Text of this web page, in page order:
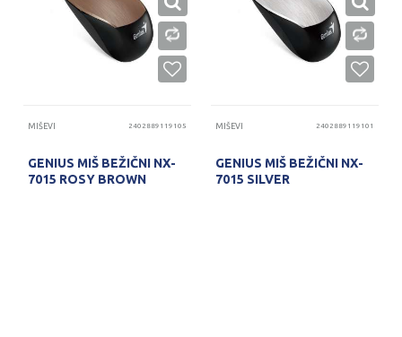
MIŠEVI 2402889119105
GENIUS MIŠ BEŽIČNI NX-
7015 ROSY BROWN
MIŠEVI 2402889119101
GENIUS MIŠ BEŽIČNI NX-
7015 SILVER